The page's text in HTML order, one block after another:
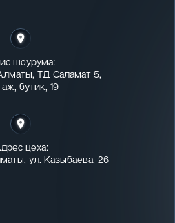
шоурума:
ТД Саламат 5,
бутик, 19
цеха:
ул. Казыбаева, 26